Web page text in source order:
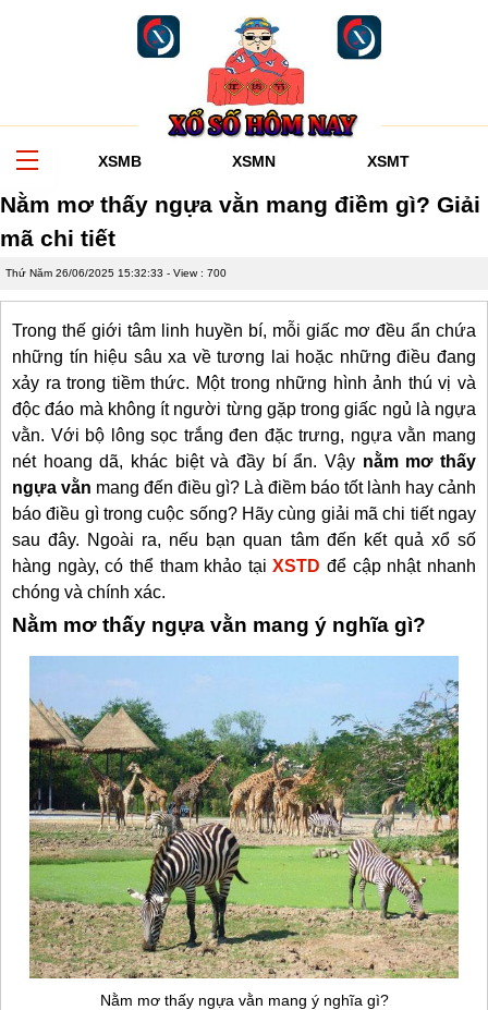
XSMB XSMN XSMT
Nằm mơ thấy ngựa vằn mang điềm gì? Giải
mã chi tiết
Thứ Năm 26/06/2025 15:32:33 - View : 700
Trong thế giới tâm linh huyền bí, mỗi giấc mơ đều ẩn chứa
những tín hiệu sâu xa về tương lai hoặc những điều đang
xảy ra trong tiềm thức. Một trong những hình ảnh thú vị và
độc đáo mà không ít người từng gặp trong giấc ngủ là ngựa
vằn. Với bộ lông sọc trắng đen đặc trưng, ngựa vằn mang
nét hoang dã, khác biệt và đầy bí ẩn. Vậy nằm mơ thấy
ngựa vằn mang đến điều gì? Là điềm báo tốt lành hay cảnh
báo điều gì trong cuộc sống? Hãy cùng giải mã chi tiết ngay
sau đây. Ngoài ra, nếu bạn quan tâm đến kết quả xổ số
hàng ngày, có thể tham khảo tạiXSTD để cập nhật nhanh
chóng và chính xác.
Nằm mơ thấy ngựa vằn mang ý nghĩa gì?
Nằm mơ thấy ngựa vằn mang ý nghĩa gì?